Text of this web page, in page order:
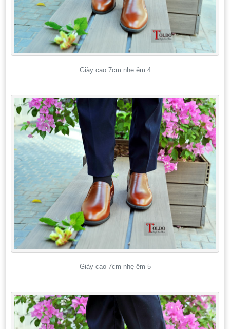
Giày cao 7cm nhẹ êm 4
Giày cao 7cm nhẹ êm 5